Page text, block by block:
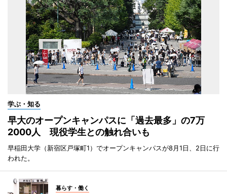
学ぶ・知る
早大のオープンキャンパスに「過去最多」の7万
2000人 現役学生との触れ合いも
早稲田大学（新宿区戸塚町1）でオープンキャンパスが8月1日、2日に行
われた。
暮らす・働く